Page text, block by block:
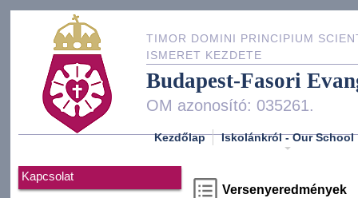
TIMOR DOMINI PRINCIPIUM
ISMERET KEZDETE
Budapest-Fasori
OM azonosító: 035261.
Kezdőlap Iskolánkról - Our School
Kapcsolat
Versenyeredmények